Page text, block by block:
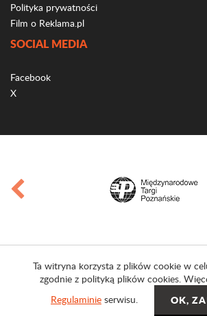
Polityka prywatności
Film o Reklama.pl
SOCIAL MEDIA
Facebook
X
Ta witryna korzysta z plików cookie w
zgodnie z polityką plików cookies.
Regulaminie serwisu.